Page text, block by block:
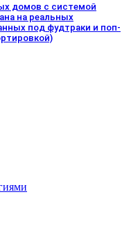
домов с системой
на реальных
под фудтраки и поп-